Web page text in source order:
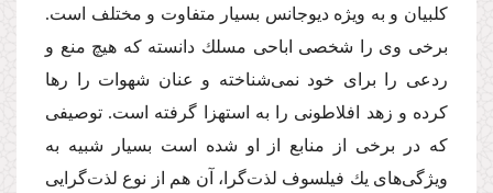
كلبیان و به ویژه دیوجانس بسیار متفاوت و مختلف است.
برخی وی را شخصی اباحی مسلك دانسته كه هیچ منع و
ردعی را برای خود نمی‌شناخته و عنان شهوات را رها
كرده و زهد افلاطونی را به استهزا گرفته است. توصیفی
كه در برخی از منابع از او شده است بسیار شبیه به
ویژگی‌های یك فیلسوف لذت‌گرا،‌ آن هم از نوع لذت‌گرایی